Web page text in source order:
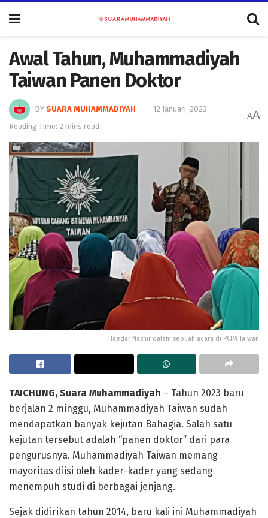
Awal Tahun, Muhammadiyah
Taiwan Panen Doktor
BY SUARA MUHAMMADIYAH
12 Januari, 2023
Reading Time: 2 mins read
AA
Haedar Nashir dalam sebuah acara di PCIM Taiwan
TAICHUNG, Suara Muhammadiyah – Tahun 2023 baru
berjalan 2 minggu, Muhammadiyah Taiwan sudah
mendapatkan banyak kejutan Bahagia. Salah satu
kejutan tersebut adalah “panen doktor” dari para
pengurusnya. Muhammadiyah Taiwan memang
mayoritas diisi oleh kader-kader yang sedang
menempuh studi di berbagai jenjang.
Sejak didirikan tahun 2014, baru kali ini Muhammadiyah